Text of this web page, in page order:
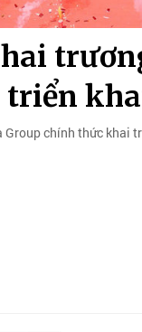
triển
chính thức khai